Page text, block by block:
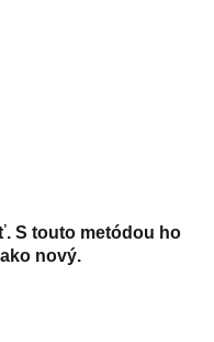
S touto metódou ho
nový.